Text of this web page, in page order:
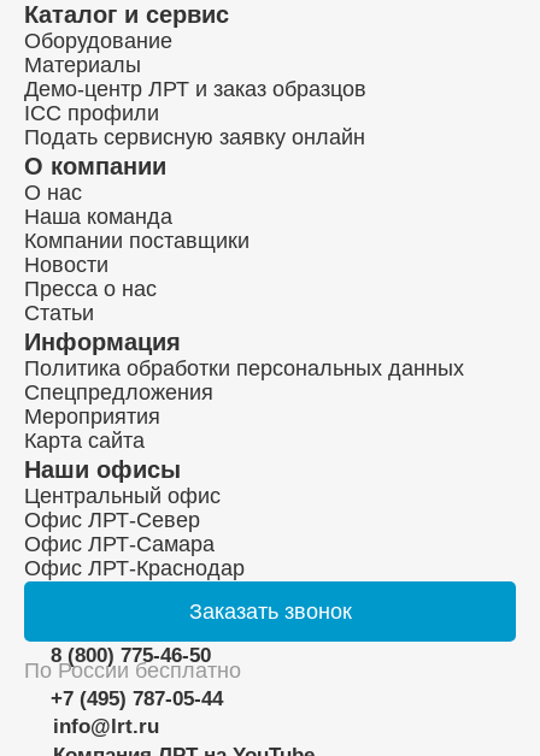
Каталог и сервис
Оборудование
Материалы
Демо-центр ЛРТ и заказ образцов
ICC профили
Подать сервисную заявку онлайн
Информация
Политика обработки персональных данных
Спецпредложения
Мероприятия
Карта сайта
О компании
О нас
Наша команда
Компании поставщики
Новости
Пресса о нас
Статьи
Наши офисы
Центральный офис
Офис ЛРТ-Север
Офис ЛРТ-Самара
Офис ЛРТ-Краснодар
Заказать звонок
8 (800) 775-46-50
По России бесплатно
+7 (495) 787-05-44
info@lrt.ru